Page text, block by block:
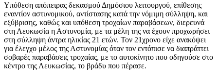
Υπόθεση απόπειρας δεκασμού Δημόσιου λειτουργού, επίθεσης
εναντίον αστυνομικού, αντίστασης κατά την νόμιμη σύλληψη, και
εξύβρισης, καθώς και υπόθεση τροχαίων παραβάσεων, διερευνά
στη Λευκωσία η Αστυνομία, με τα μέλη της να έχουν προχωρήσει
στη σύλληψη άντρα ηλικίας 21 ετών. Τον 21χρονο είχε ανακόψει
για έλεγχο μέλος της Αστυνομίας όταν τον εντόπισε να διαπράττει
σοβαρές παραβάσεις τροχαίας, με το αυτοκίνητο που οδηγούσε στο
κέντρο της Λευκωσίας, το βράδυ που πέρασε.